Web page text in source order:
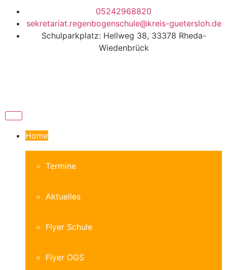
05242968820
sekretariat.regenbogenschule@kreis-guetersloh.de
Schulparkplatz: Hellweg 38, 33378 Rheda-
Wiedenbrück
Home
Termine
Aktuelles
Flyer Schule
Flyer OGS